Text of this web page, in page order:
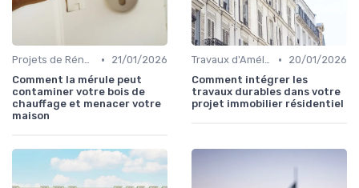
Projets de Rénovation •
21/01/2026
Comment la mérule peut
contaminer votre bois de
chauffage et menacer votre
maison
Travaux d'Amélioration Énergétique •
20/01/2026
Comment intégrer les
travaux durables dans votre
projet immobilier résidentiel